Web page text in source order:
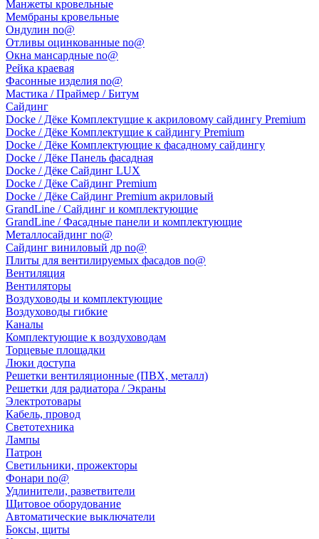
Манжеты кровельные
Мембраны кровельные
Ондулин no@
Отливы оцинкованные no@
Окна мансардные no@
Рейка краевая
Фасонные изделия no@
Мастика / Праймер / Битум
Сайдинг
Docke / Дёке Комплектущие к акриловому сайдингу Premium
Docke / Дёке Комплектущие к сайдингу Premium
Docke / Дёке Комплектующие к фасадному сайдингу
Docke / Дёке Панель фасадная
Docke / Дёке Сайдинг LUX
Docke / Дёке Сайдинг Premium
Docke / Дёке Сайдинг Premium акриловый
GrandLine / Сайдинг и комплектующие
GrandLine / Фасадные панели и комплектующие
Металлосайдинг no@
Сайдинг виниловый др no@
Плиты для вентилируемых фасадов no@
Вентиляция
Вентиляторы
Воздуховоды и комплектующие
Воздуховоды гибкие
Каналы
Комплектующие к воздуховодам
Торцевые площадки
Люки доступа
Решетки вентиляционные (ПВХ, металл)
Решетки для радиатора / Экраны
Электротовары
Кабель, провод
Светотехника
Лампы
Патрон
Светильники, прожекторы
Фонари no@
Удлинители, разветвители
Щитовое оборудование
Автоматические выключатели
Боксы, щиты